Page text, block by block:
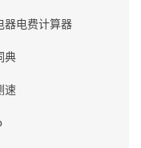
器电费计算器
典
速